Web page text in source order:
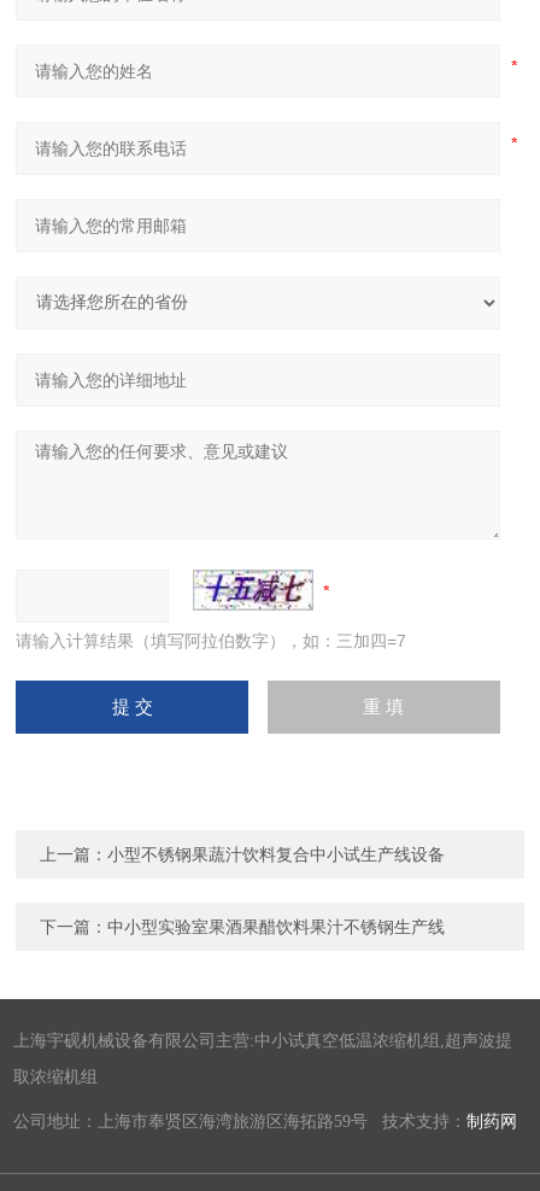
请输入计算结果（填写阿拉伯数字），如：三加四=7
上一篇：小型不锈钢果蔬汁饮料复合中小试生产线设备
下一篇：中小型实验室果酒果醋饮料果汁不锈钢生产线
上海宇砚机械设备有限公司主营:中小试真空低温浓缩机组,超声波提
取浓缩机组
公司地址：上海市奉贤区海湾旅游区海拓路59号 技术支持：制药网